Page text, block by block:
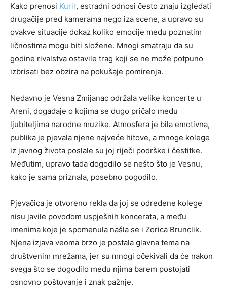
Kako prenosi Kurir, estradni odnosi često znaju izgledati
drugačije pred kamerama nego iza scene, a upravo su
ovakve situacije dokaz koliko emocije među poznatim
ličnostima mogu biti složene. Mnogi smatraju da su
godine rivalstva ostavile trag koji se ne može potpuno
izbrisati bez obzira na pokušaje pomirenja.
Nedavno je Vesna Zmijanac održala velike koncerte u
Areni, događaje o kojima se dugo pričalo među
ljubiteljima narodne muzike. Atmosfera je bila emotivna,
publika je pjevala njene najveće hitove, a mnoge kolege
iz javnog života poslale su joj riječi podrške i čestitke.
Međutim, upravo tada dogodilo se nešto što je Vesnu,
kako je sama priznala, posebno pogodilo.
Pjevačica je otvoreno rekla da joj se određene kolege
nisu javile povodom uspješnih koncerata, a među
imenima koje je spomenula našla se i Zorica Brunclik.
Njena izjava veoma brzo je postala glavna tema na
društvenim mrežama, jer su mnogi očekivali da će nakon
svega što se dogodilo među njima barem postojati
osnovno poštovanje i znak pažnje.